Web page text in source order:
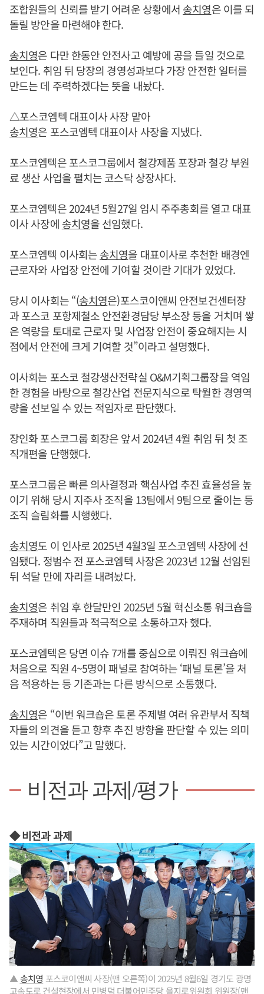
조합원들의 신뢰를 받기 어려운 상황에서 송치영은 이를 되
돌릴 방안을 마련해야 한다.
송치영은 다만 한동안 안전사고 예방에 공을 들일 것으로
보인다. 취임 뒤 당장의 경영성과보다 가장 안전한 일터를
만드는 데 주력하겠다는 뜻을 내놨다.
△포스코엠텍 대표이사 사장 맡아
송치영은 포스코엠텍 대표이사 사장을 지냈다.
포스코엠텍은 포스코그룹에서 철강제품 포장과 철강 부원
료 생산 사업을 펼치는 코스닥 상장사다.
포스코엠텍은 2024년 5월27일 임시 주주총회를 열고 대표
이사 사장에 송치영을 선임했다.
포스코엠텍 이사회는송치영을 대표이사로 추천한 배경엔
근로자와 사업장 안전에 기여할 것이란 기대가 있었다.
당시 이사회는 “(송치영은)포스코이앤씨 안전보건센터장
과 포스코 포항제철소 안전환경담당 부소장 등을 거치며 쌓
은 역량을 토대로 근로자 및 사업장 안전이 중요해지는 시
점에서 안전에 크게 기여할 것”이라고 설명했다.
이사회는 포스코 철강생산전략실 O&M기획그룹장을 역임
한 경험을 바탕으로 철강산업 전문지식으로 탁월한 경영역
량을 선보일 수 있는 적임자로 판단했다.
장인화 포스코그룹 회장은 앞서 2024년 4월 취임 뒤 첫 조
직개편을 단행했다.
포스코그룹은 빠른 의사결정과 핵심사업 추진 효율성을 높
이기 위해 당시 지주사 조직을 13팀에서 9팀으로 줄이는 등
조직 슬림화를 시행했다.
송치영도 이 인사로 2025년 4월3일 포스코엠텍 사장에 선
임됐다. 정범수 전 포스코엠텍 사장은 2023년 12월 선임된
뒤 석달 만에 자리를 내려놨다.
송치영은 취임 후 한달만인 2025년 5월 혁신소통 워크숍을
주재하며 직원들과 적극적으로 소통하고자 했다.
포스코엠텍은 당면 이슈 7개를 중심으로 이뤄진 워크숍에
처음으로 직원 4~5명이 패널로 참여하는 ‘패널 토론’을 처
음 적용하는 등 기존과는 다른 방식으로 소통했다.
송치영은 “이번 워크숍은 토론 주제별 여러 유관부서 직책
자들의 의견을 듣고 향후 추진 방향을 판단할 수 있는 의미
있는 시간이었다”고 말했다.
비전과 과제/평가
◆ 비전과 과제
▲송치영 포스코이앤씨 사장(맨 오른쪽)이 2025년 8월6일 경기도 광명
고속도로 건설현장에서 민병덕 더불어민주당 을지로위원회 위원장(맨